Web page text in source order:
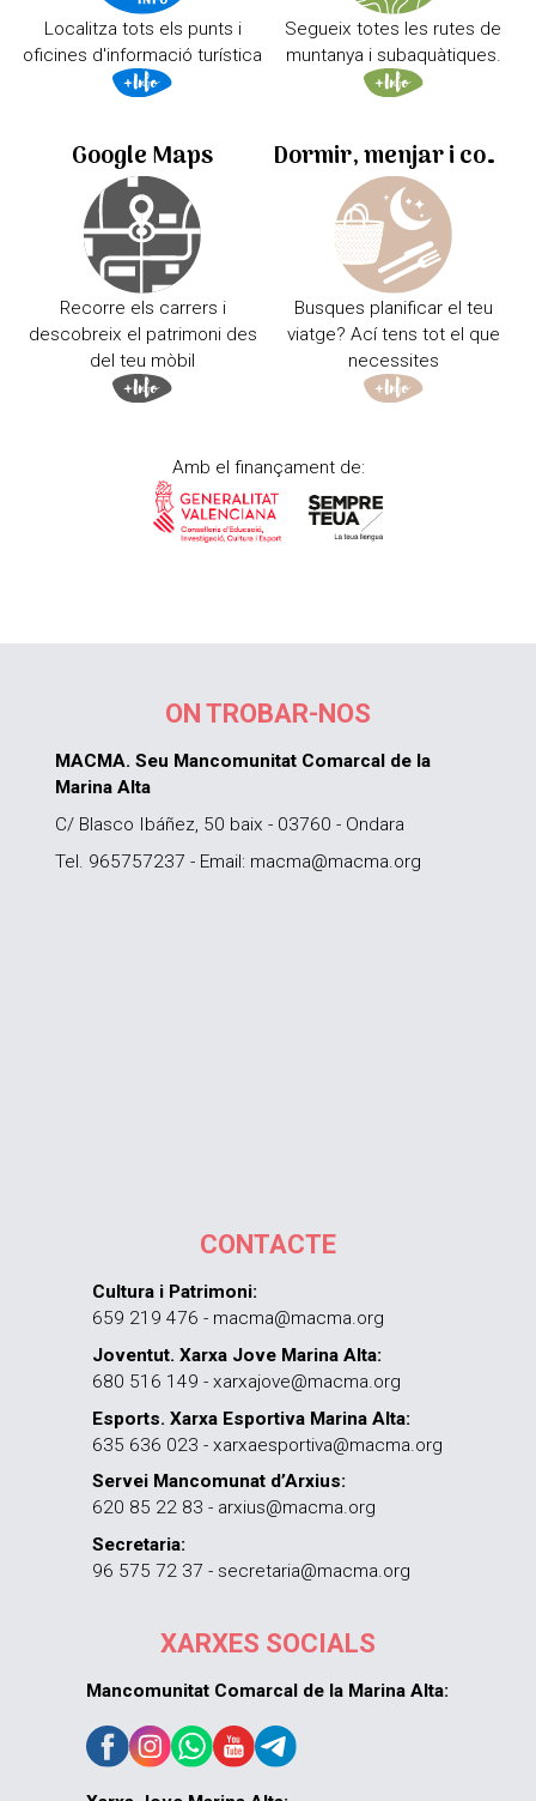
Localitza tots els punts i
oficines d'informació turística
Segueix totes les rutes de
muntanya i subaquàtiques.
Google Maps
Recorre els carrers i
descobreix el patrimoni des
del teu mòbil
Dormir, menjar i comprar
Busques planificar el teu
viatge? Ací tens tot el que
necessites
Amb el finançament de:
ON TROBAR-NOS
MACMA. Seu Mancomunitat Comarcal de la
Marina Alta
C/ Blasco Ibáñez, 50 baix - 03760 - Ondara
Tel. 965757237 - Email: macma@macma.org
CONTACTE
Cultura i Patrimoni:
659 219 476 - macma@macma.org
Joventut. Xarxa Jove Marina Alta:
680 516 149 - xarxajove@macma.org
Esports. Xarxa Esportiva Marina Alta:
635 636 023 - xarxaesportiva@macma.org
Servei Mancomunat d’Arxius:
620 85 22 83 - arxius@macma.org
Secretaria:
96 575 72 37 - secretaria@macma.org
XARXES SOCIALS
Mancomunitat Comarcal de la Marina Alta: